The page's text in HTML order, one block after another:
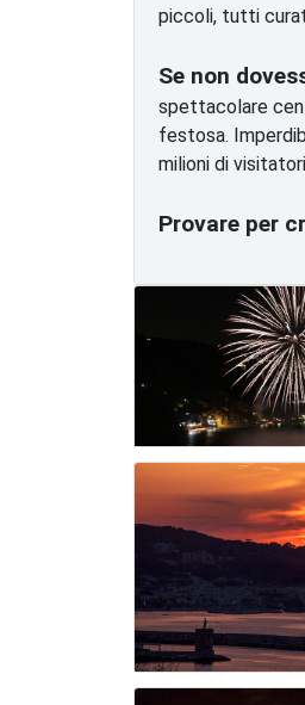
piccoli, tutti
Se non
spettacolare
festosa.
milioni di
Provare per